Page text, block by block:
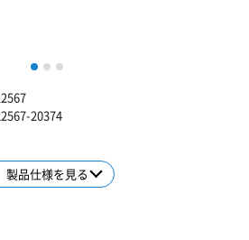
1 2
20374
製品仕様を見る